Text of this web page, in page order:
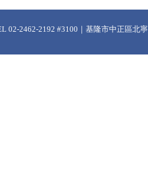
02-2462-2192 #3100｜基隆市中正區北